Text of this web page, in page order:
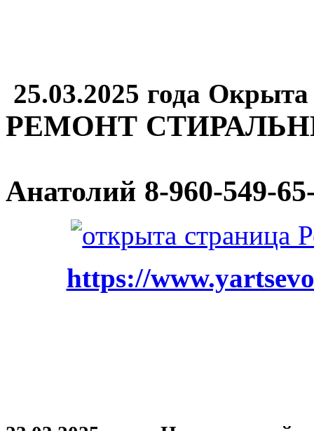
25.03.2025 года
РЕМОНТ
Анатолий 8-960-549-
https://